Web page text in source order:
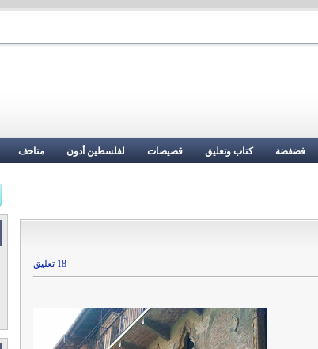
فضفضة كتاب وتعليق قصيصات لفلسطين أدون متاحف
18 تعليق